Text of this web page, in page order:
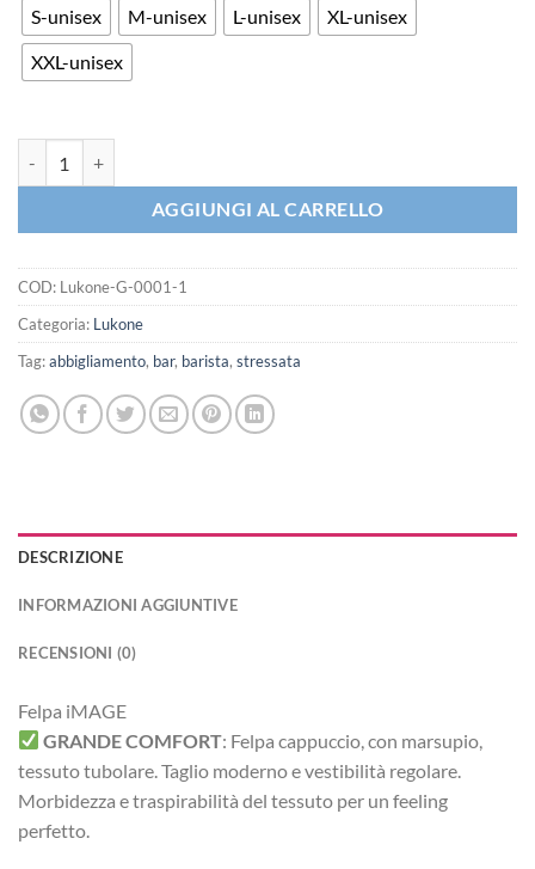
S-unisex M-unisex L-unisex
XL-unisex
XXL-unisex
AGGIUNGI AL CARRELLO
COD: Lukone-G-0001-1
Categoria: Lukone
Tag:abbigliamento, bar, barista, stressata
DESCRIZIONE
INFORMAZIONI AGGIUNTIVE
RECENSIONI (0)
Felpa iMAGE
GRANDE COMFORT: Felpa cappuccio, con marsupio,
tessuto tubolare. Taglio moderno e vestibilità regolare.
Morbidezza e traspirabilità del tessuto per un feeling
perfetto.